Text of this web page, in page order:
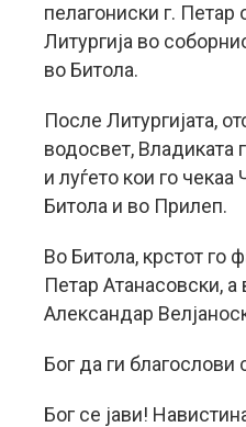
пелагониски г.
Литургија во
во Битола.
После Литургијата,
водосвет, Владиката
и луѓето кои го
Битола и во Прилеп.
Во Битола, крстот го
Петар Атанасовски,
Александар
Бог да ги благослови
Бог се јави!